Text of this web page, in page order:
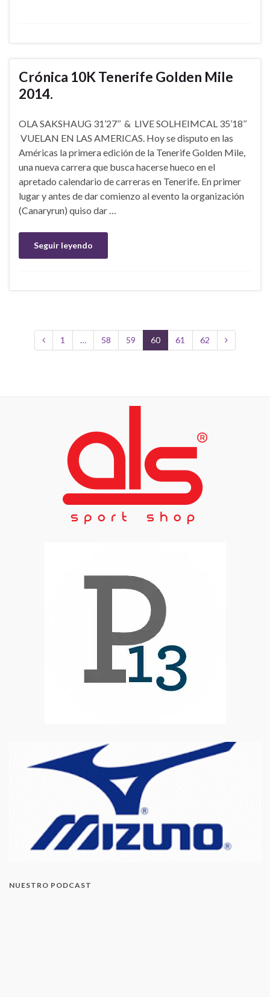
Crónica 10K Tenerife Golden Mile
2014.
OLA SAKSHAUG 31’27’’ & LIVE SOLHEIMCAL 35’18’’
VUELAN EN LAS AMERICAS. Hoy se disputo en las
Américas la primera edición de la Tenerife Golden Mile,
una nueva carrera que busca hacerse hueco en el
apretado calendario de carreras en Tenerife. En primer
lugar y antes de dar comienzo al evento la organización
(Canaryrun) quiso dar …
Seguir leyendo
1 … 58 59 60 61 62
NUESTRO PODCAST